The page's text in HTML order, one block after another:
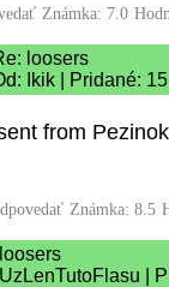
Známka: 7.0
loosers
Ikik | Pridané:
from
Známka: 8.5
|